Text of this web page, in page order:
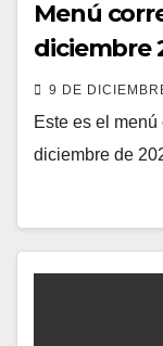
Menú
diciembre
9 DE
Este es el
diciembre de